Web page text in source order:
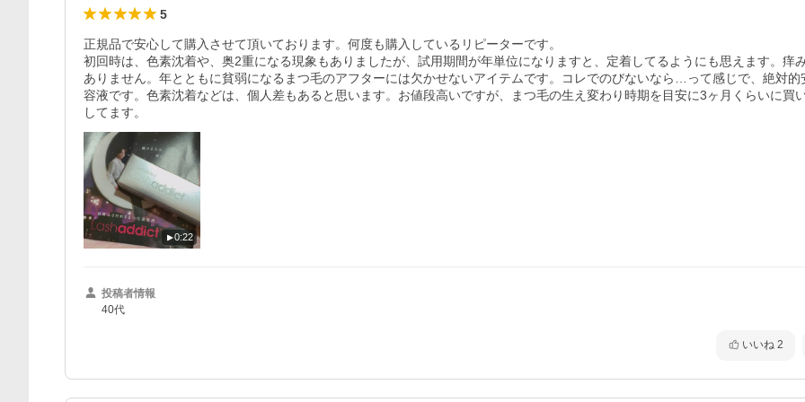
5
正規品で安心して購入させて頂いております。何度も購入しているリピーターです。
初回時は、色素沈着や、奥2重になる現象もありましたが、試用期間が年単位になりますと、定着してるようにも思えます。痒
ありません。年とともに貧弱になるまつ毛のアフターには欠かせないアイテムです。コレでのびないなら…って感じで、絶対的
容液です。色素沈着などは、個人差もあると思います。お値段高いですが、まつ毛の生え変わり時期を目安に3ヶ月くらいに買
してます。
0:22
投稿者情報
40代
いいね 2